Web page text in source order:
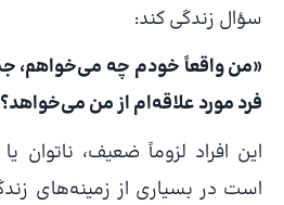
سؤال زندگی کند:
«من واقعاً خودم چه می‌خواهم،
فرد مورد علاقه‌ام از من
این افراد لزوماً ضعیف، ناتوان
است در بسیاری از زمینه‌های